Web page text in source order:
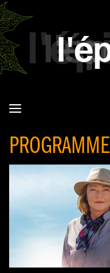
PROGRAMME